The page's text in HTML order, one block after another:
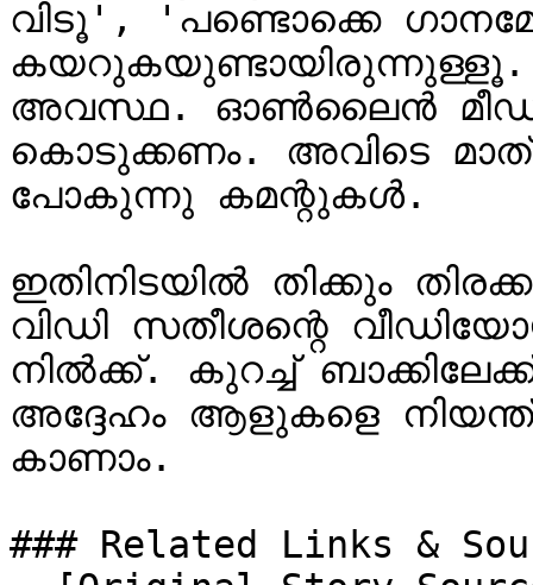
വിടൂ', 'പണ്ടൊക്കെ
കയറുകയുണ്ടായിരുന്നുള്ളൂ.
അവസ്ഥ. ഓൺലൈൻ
കൊടുക്കണം. അവിടെ
പോകുന്നു കമന്റുകൾ.
ഇതിനിടയിൽ തിക്കും
വിഡി സതീശന്റെ
നിൽക്ക്. കുറച്ച്
അദ്ദേഹം ആളുകളെ
കാണാം.
### Related Links &